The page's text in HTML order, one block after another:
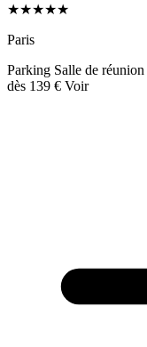
★★★★★
Paris
Parking Salle de réunion
dès 139 € Voir